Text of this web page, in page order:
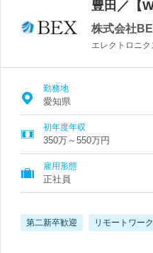
豊田／【
株式会社
エレクトロニ
勤務地
愛知県
初年度年収
350万～550万円
雇用形態
正社員
第二新卒歓迎 リモートワー